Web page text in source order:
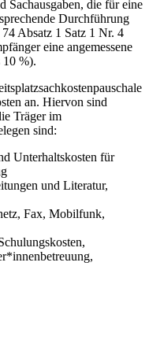
Sachausgaben, die für eine
Durchführung
Absatz 1 Satz 1 Nr. 4
eine angemessene
10 %).
an. Hiervon sind
Träger im
sind:
Unterhaltskosten für
und Literatur,
Fax, Mobilfunk,